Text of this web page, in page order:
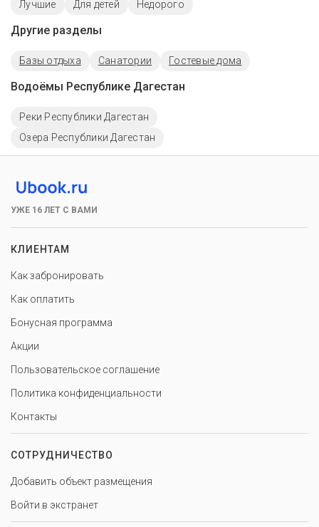
Лучшие
Для детей Недорого
Другие разделы
Базы отдыха Санатории Гостевые дома
Водоёмы Республике Дагестан
Реки Республики Дагестан
Озера Республики Дагестан
УЖЕ 16 ЛЕТ С ВАМИ
КЛИЕНТАМ
Как забронировать
Как оплатить
Бонусная программа
Акции
Пользовательское соглашение
Политика конфиденциальности
Контакты
СОТРУДНИЧЕСТВО
Добавить объект размещения
Войти в экстранет